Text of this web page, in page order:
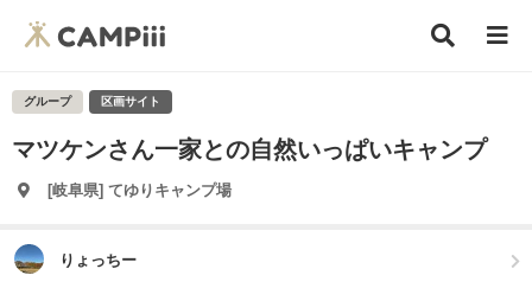
グループ 区画サイト
マツケンさん一家との自然いっぱいキャンプ
[岐阜県] てゆりキャンプ場
りょっちー